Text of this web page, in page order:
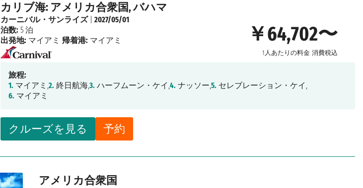
カリブ海: アメリカ合衆国, バハマ
￥64,702〜
1人あたりの料金 消費税込
クルーズを見る 予約
カーニバル・サンライズ|2027/05/01
泊数: 5 泊
出発地: マイアミ 帰着港: マイアミ
旅程:
1. マイアミ,2. 終日航海,3. ハーフムーン・ケイ,4. ナッソー,5. セレブレーション・ケイ,
6. マイアミ
アメリカ合衆国